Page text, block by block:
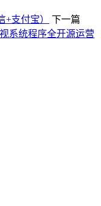
支付宝）
下一篇
系统程序全开源运营